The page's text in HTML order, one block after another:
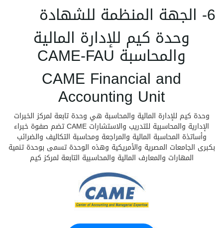
6- الجهة المنظمة للشهادة
وحدة كيم للإدارة المالية
والمحاسبة CAME-FAU
CAME Financial and
Accounting Unit
وحدة كيم للإدارة المالية والمحاسبة هي وحدة تابعة لمركز الخبرات
الإدارية والمحاسبية للتدريب والاستشارات CAME تضم صفوة خبراء
وأساتذة المحاسبة المالية والمراجعة ومحاسبة التكاليف والضرائب
بكبرى الجامعات المصرية والأمريكية وهذه الوحدة تسمى بوحدة تنمية
المهارات والمعارف المالية والمحاسبية التابعة لمركز كيم